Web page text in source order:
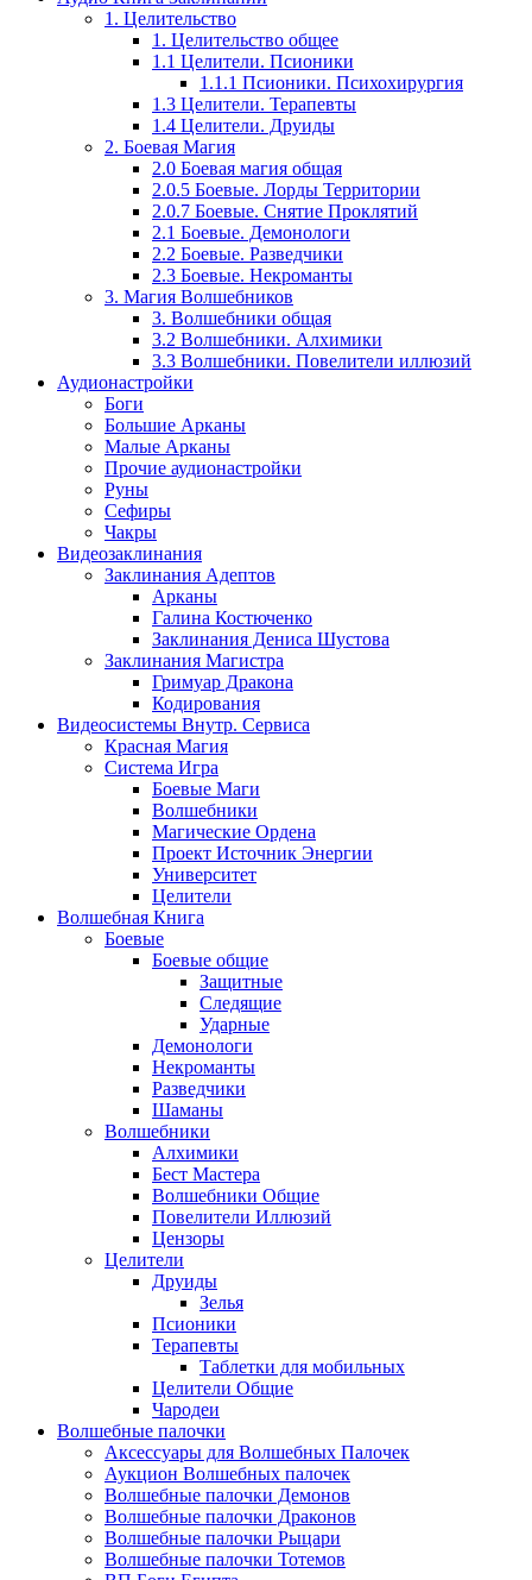
1. Целительство
1. Целительство общее
1.1 Целители. Псионики
1.1.1 Псионики. Психохирургия
1.3 Целители. Терапевты
1.4 Целители. Друиды
2. Боевая Магия
2.0 Боевая магия общая
2.0.5 Боевые. Лорды Территории
2.0.7 Боевые. Снятие Проклятий
2.1 Боевые. Демонологи
2.2 Боевые. Разведчики
2.3 Боевые. Некроманты
3. Магия Волшебников
3. Волшебники общая
3.2 Волшебники. Алхимики
3.3 Волшебники. Повелители иллюзий
Аудионастройки
Боги
Большие Арканы
Малые Арканы
Прочие аудионастройки
Руны
Сефиры
Чакры
Видеозаклинания
Заклинания Адептов
Арканы
Галина Костюченко
Заклинания Дениса Шустова
Заклинания Магистра
Гримуар Дракона
Кодирования
Видеосистемы Внутр. Сервиса
Красная Магия
Система Игра
Боевые Маги
Волшебники
Магические Ордена
Проект Источник Энергии
Университет
Целители
Волшебная Книга
Боевые
Боевые общие
Защитные
Следящие
Ударные
Демонологи
Некроманты
Разведчики
Шаманы
Волшебники
Алхимики
Бест Мастера
Волшебники Общие
Повелители Иллюзий
Цензоры
Целители
Друиды
Зелья
Псионики
Терапевты
Таблетки для мобильных
Целители Общие
Чародеи
Волшебные палочки
Аксессуары для Волшебных Палочек
Аукцион Волшебных палочек
Волшебные палочки Демонов
Волшебные палочки Драконов
Волшебные палочки Рыцари
Волшебные палочки Тотемов